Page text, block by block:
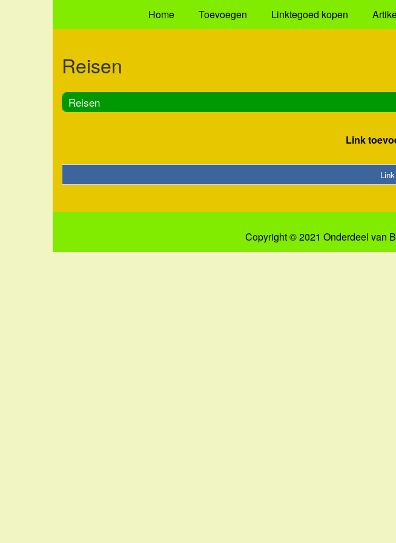
Home Toevoegen Linktegoed kopen
Reisen
Reisen
Link
Copyright © 2021 Onderdeel van